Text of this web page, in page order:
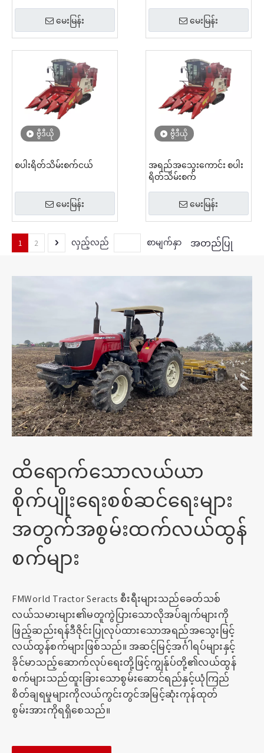
မေးမြန်း မေးမြန်း
ဗွီဒီယို
စပါးရိတ်သိမ်းစက်ငယ်
မေးမြန်း
ဗွီဒီယို
အရည်အသွေးကောင်း စပါး
ရိတ်သိမ်းစက်
မေးမြန်း
1 2 လှည့်လည် စာမျက်နှာ အတည်ပြု
ထိရောက်သောလယ်ယာ
စိုက်ပျိုးရေးစစ်ဆင်ရေးများ
အတွက်အစွမ်းထက်လယ်ထွန်
စက်များ
FMWorld Tractor Seracts စီးရီးများသည်ခေတ်သစ်
လယ်သမားများ၏မတူကွဲပြားသောလိုအပ်ချက်များကို
ဖြည့်ဆည်းရန်ဒီဇိုင်းပြုလုပ်ထားသောအရည်အသွေးမြင့်
လယ်ထွန်စက်များဖြစ်သည်။ အဆင့်မြင့်အင်္ဂါရပ်များနှင့်
ခိုင်မာသည့်ဆောက်လုပ်ရေးတို့ဖြင့်ကျွန်ုပ်တို့၏လယ်ထွန်
စက်များသည်ထူးခြားသောစွမ်းဆောင်ရည်နှင့်ယုံကြည်
စိတ်ချရမှုများကိုလယ်ကွင်းတွင်အမြင့်ဆုံးကုန်ထုတ်
စွမ်းအားကိုရရှိစေသည်။